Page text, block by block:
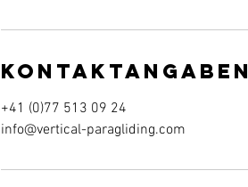
Kontaktangaben
+41 (0)77 513 09 24
info@vertical-paragliding.com